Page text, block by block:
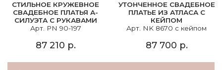
СТИЛЬНОЕ КРУЖЕВНОЕ
СВАДЕБНОЕ ПЛАТЬЯ А-
СИЛУЭТА С РУКАВАМИ
Арт. PN 90-197
87 210 р.
УТОНЧЕННОЕ СВАДЕБНОЕ
ПЛАТЬЕ ИЗ АТЛАСА С
КЕЙПОМ
Арт. NK 8670 с кейпом
87 700 р.